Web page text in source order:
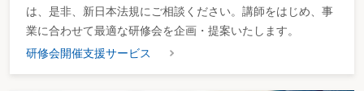
は、是非、新日本法規にご相談ください。講師をはじめ、事
業に合わせて最適な研修会を企画・提案いたします。
研修会開催支援サービス